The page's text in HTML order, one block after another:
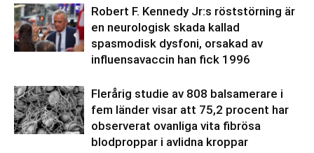
Robert F. Kennedy Jr:s röststörning är
en neurologisk skada kallad
spasmodisk dysfoni, orsakad av
influensavaccin han fick 1996
Flerårig studie av 808 balsamerare i
fem länder visar att 75,2 procent har
observerat ovanliga vita fibrösa
blodproppar i avlidna kroppar